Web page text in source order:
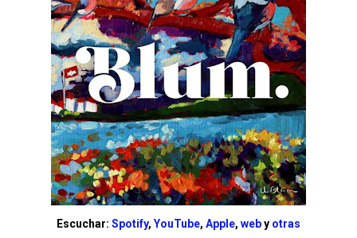
Escuchar: Spotify, YouTube, Apple, weby otras